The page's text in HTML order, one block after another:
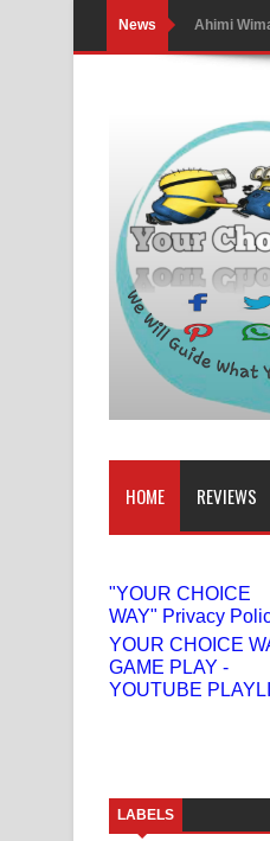
News Ahimi
Mathaka
Obamai
Pansal
Ankeliya
DEAR
Dai Dai
Numba
Liyamuda
Doni
Benthara
Sanda
HOME REVIEWS
"YOUR CHOICE
WAY" Privacy
YOUR CHOICE
GAME PLAY -
YOUTUBE
LABELS